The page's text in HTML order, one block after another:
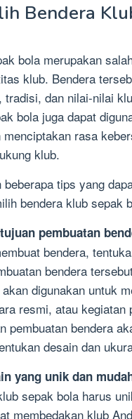
Bendera
bola merupakan
klub. Bendera
tradisi, dan nilai-nilai
bola juga dapat
rasa
klub.
tips yang
bendera klub sepak
pembuatan
bendera,
bendera
digunakan untuk
resmi, atau kegiatan
pembuatan bendera
desain dan
yang unik dan
sepak bola harus
membedakan klub